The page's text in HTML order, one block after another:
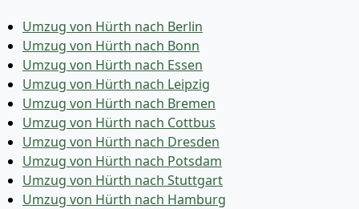
Umzug von Hürth nach Berlin
Umzug von Hürth nach Bonn
Umzug von Hürth nach Essen
Umzug von Hürth nach Leipzig
Umzug von Hürth nach Bremen
Umzug von Hürth nach Cottbus
Umzug von Hürth nach Dresden
Umzug von Hürth nach Potsdam
Umzug von Hürth nach Stuttgart
Umzug von Hürth nach Hamburg